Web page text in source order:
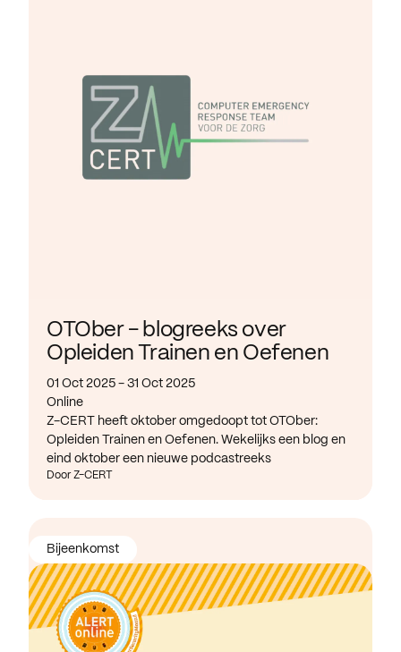
OTOber - blogreeks over
Opleiden Trainen en Oefenen
01 Oct 2025 - 31 Oct 2025
Online
Z-CERT heeft oktober omgedoopt tot OTOber:
Opleiden Trainen en Oefenen. Wekelijks een blog en
eind oktober een nieuwe podcastreeks
Door Z-CERT
Bijeenkomst